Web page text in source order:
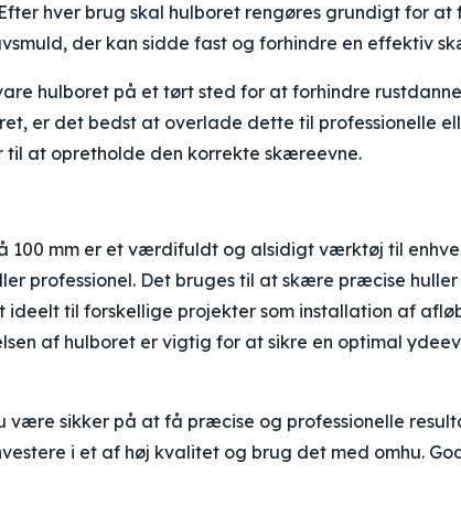
hver brug skal hulboret rengøres grundigt for at
der kan sidde fast og forhindre en effektiv
hulboret på et tørt sted for at forhindre
er det bedst at overlade dette til professionelle
at opretholde den korrekte skæreevne.
100 mm er et værdifuldt og alsidigt værktøj til
professionel. Det bruges til at skære præcise huller
til forskellige projekter som installation af
af hulboret er vigtig for at sikre en optimal
være sikker på at få præcise og professionelle
i et af høj kvalitet og brug det med omhu.